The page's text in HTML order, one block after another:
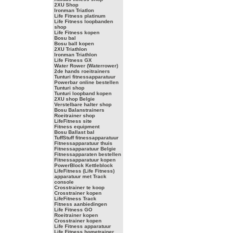
2XU Shop
Ironman Triatlon
Life Fitness platinum
Life Fitness loopbanden
shop
Life Fitness kopen
Bosu bal
Bosu ball kopen
2XU Triathlon
Ironman Triathlon
Life Fitness GX
Water Rower (Waterrower)
2de hands roeitrainers
Tunturi fitnessapparatuur
Powerbar online bestellen
Tunturi shop
Tunturi loopband kopen
2XU shop Belgie
Verstelbare halter shop
Bosu Balanstrainers
Roeitrainer shop
LifeFitness site
Fitness equipment
Bosu Ballast bal
TuffStuff fitnessapparatuur
Fitnessapparatuur thuis
Fitnessapparatuur Belgie
Fitnessapparaten bestellen
Fitnessapparatuur kopen
PowerBlock Kettleblock
LifeFitness (Life Fitness)
apparatuur met Track
console
Crosstrainer te koop
Crosstrainer kopen
LifeFitness Track
Fitness aanbiedingen
Life Fitness GO
Roeitrainer kopen
Crosstrainer kopen
Life Fitness apparatuur
Life Fitness hometrainer